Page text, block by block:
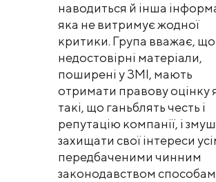
наводиться й інша
яка не витримує жодної
критики. Група вважає, що
недостовірні матеріали,
поширені у ЗМІ, мають
отримати правову оцінку
такі, що ганьблять честь і
репутацію компанії, і
захищати свої інтереси
передбаченими чинним
законодавством